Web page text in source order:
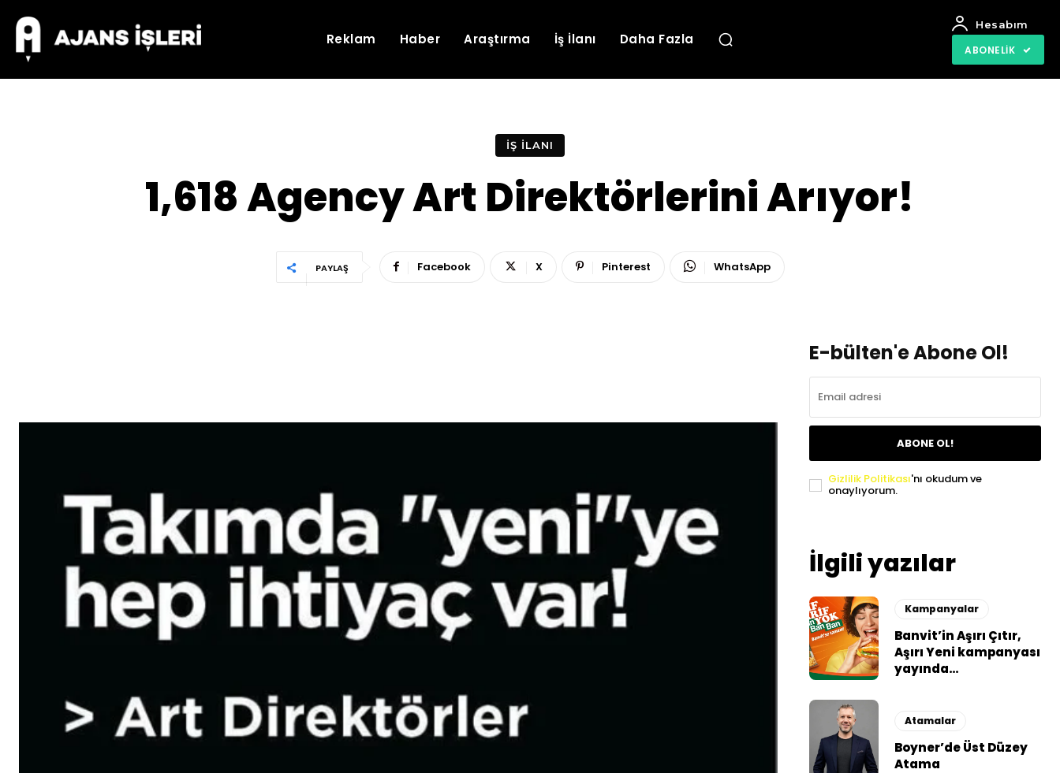
Reklam Haber Araştırma İş İlanı Daha Fazla
Hesabım
ABONELIK
İŞ İLANI
1,618 Agency Art Direktörlerini Arıyor!
PAYLAŞ Facebook X Pinterest WhatsApp
E-bülten'e Abone Ol!
ABONE OL!
Gizlilik Politikası'nı okudum ve
onaylıyorum.
İlgili yazılar
Kampanyalar
Banvit’in Aşırı Çıtır,
Aşırı Yeni kampanyası
yayında…
Atamalar
Boyner’de Üst Düzey
Atama